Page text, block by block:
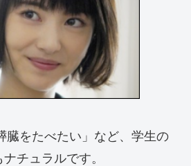
臓をたべたい」など、学生の
チュラルです。